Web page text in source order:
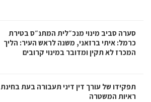
סערה סביב מינוי מנכ״לית המתנ״ס בטירת
כרמל: איתי ברזאני, משנה לראש העיר: הליך
המכרז לא תקין ומדובר במינוי קרובים
תפקידו של עורך דין דיני תעבורה בעת בחינת
ראיות המשטרה